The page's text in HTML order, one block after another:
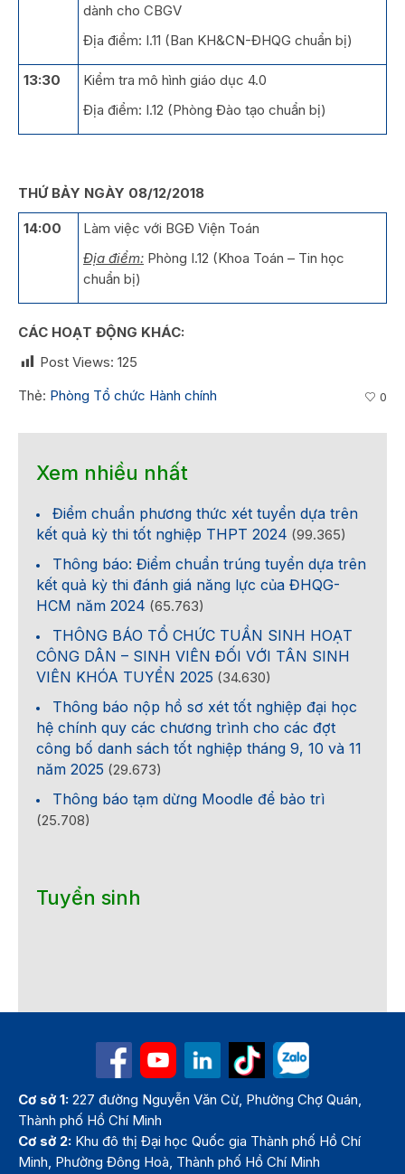
dành cho CBGV
Địa điểm: I.11 (Ban KH&CN-ĐHQG chuẩn bị)
13:30
Kiểm tra mô hình giáo dục 4.0
Địa điểm: I.12 (Phòng Đào tạo chuẩn bị)
THỨ BẢY NGÀY 08/12/2018
14:00
Làm việc với BGĐ Viện Toán
Địa điểm: Phòng I.12 (Khoa Toán – Tin học
chuẩn bị)
CÁC HOẠT ĐỘNG KHÁC:
Post Views: 125
Thẻ: Phòng Tổ chức Hành chính 0
Xem nhiều nhất
Điểm chuẩn phương thức xét tuyển dựa trên
kết quả kỳ thi tốt nghiệp THPT 2024 (99.365)
Thông báo: Điểm chuẩn trúng tuyển dựa trên
kết quả kỳ thi đánh giá năng lực của ĐHQG-
HCM năm 2024 (65.763)
THÔNG BÁO TỔ CHỨC TUẦN SINH HOẠT
CÔNG DÂN – SINH VIÊN ĐỐI VỚI TÂN SINH
VIÊN KHÓA TUYỂN 2025 (34.630)
Thông báo nộp hồ sơ xét tốt nghiệp đại học
hệ chính quy các chương trình cho các đợt
công bố danh sách tốt nghiệp tháng 9, 10 và 11
năm 2025 (29.673)
Thông báo tạm dừng Moodle để bảo trì
(25.708)
Tuyển sinh
Cơ sở 1: 227 đường Nguyễn Văn Cừ, Phường Chợ Quán,
Thành phố Hồ Chí Minh
Cơ sở 2: Khu đô thị Đại học Quốc gia Thành phố Hồ Chí
Minh, Phường Đông Hoà, Thành phố Hồ Chí Minh